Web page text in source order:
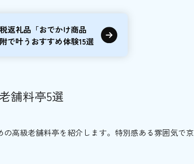
返礼品「おでかけ商品
で叶うおすすめ体験15選
舗料亭5選
高級老舗料亭を紹介します。特別感ある雰囲気で京